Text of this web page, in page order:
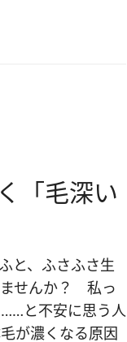
「毛深い
と、ふさふさ生
ませんか？ 私っ
と不安に思う人
が濃くなる原因